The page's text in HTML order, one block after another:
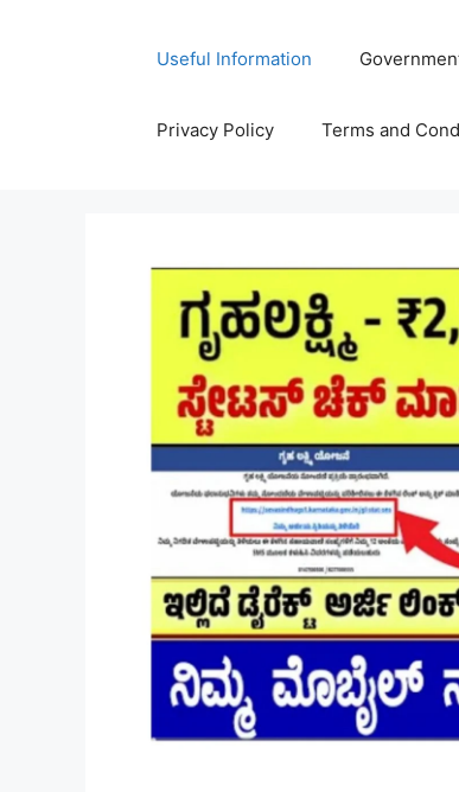
Useful Information
Privacy Policy Terms and